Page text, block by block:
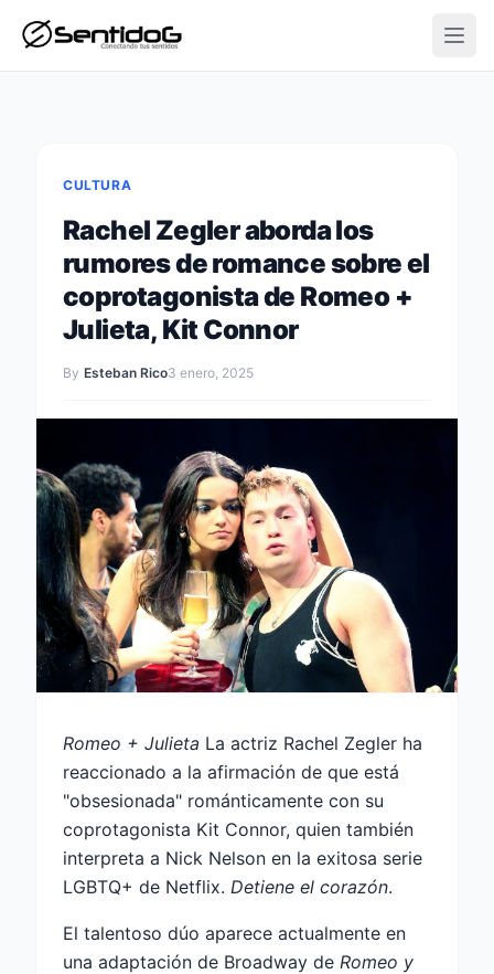
CULTURA
Rachel Zegler aborda los
rumores de romance sobre el
coprotagonista de Romeo +
Julieta, Kit Connor
By Esteban Rico3 enero, 2025
Romeo + Julieta La actriz Rachel Zegler ha
reaccionado a la afirmación de que está
"obsesionada" románticamente con su
coprotagonista Kit Connor, quien también
interpreta a Nick Nelson en la exitosa serie
LGBTQ+ de Netflix. Detiene el corazón.
El talentoso dúo aparece actualmente en
una adaptación de Broadway de Romeo y